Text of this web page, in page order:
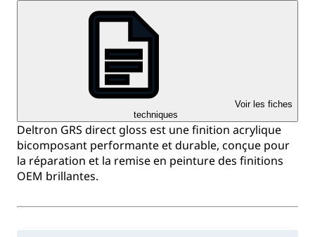
Voir les fiches
techniques
Deltron GRS direct gloss est une finition acrylique
bicomposant performante et durable, conçue pour
la réparation et la remise en peinture des finitions
OEM brillantes.